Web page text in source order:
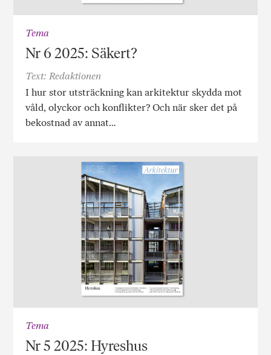
Tema
Nr 6 2025: Säkert?
Text: Redaktionen
I hur stor utsträckning kan arkitektur skydda mot
våld, olyckor och konflikter? Och när sker det på
bekostnad av annat…
Tema
Nr 5 2025: Hyreshus